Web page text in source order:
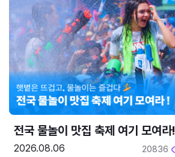
전국 물놀이 맛집 축제 여기 모여라!
2026.08.06 20836